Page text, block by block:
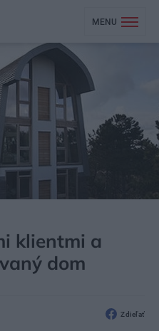
MENU
klientmi a
dom
Zdieľať